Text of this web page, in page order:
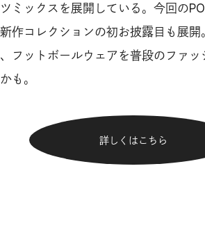
ミックスを展開している。今回の
作コレクションの初お披露目も展
フットボールウェアを普段のファ
も。
詳しくはこちら